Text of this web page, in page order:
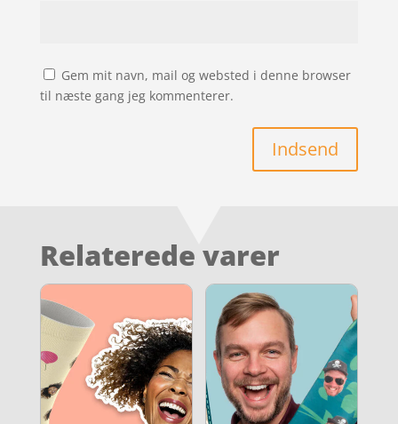
Gem mit navn, mail og websted i denne browser
til næste gang jeg kommenterer.
Indsend
Relaterede varer